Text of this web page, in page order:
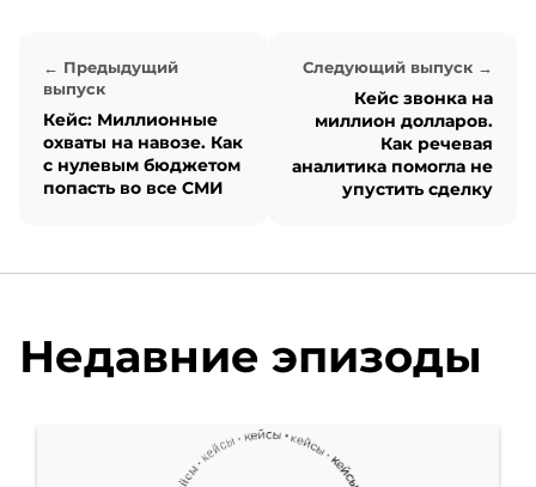
буду я. Поехали!
В этом выпуске
предпринимательства,
живым кейсом нашего
← Предыдущий
выпуск
Кейс: Миллионные
охваты на навозе. Как
с нулевым бюджетом
попасть во все СМИ
Следующий выпуск →
Кейс звонка на
миллион долларов.
Как речевая
аналитика помогла не
упустить сделку
Недавние эпизоды